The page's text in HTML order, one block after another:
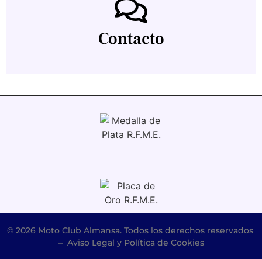
Contacto
© 2026 Moto Club Almansa. Todos los derechos reservados
– Aviso Legal y Política de Cookies